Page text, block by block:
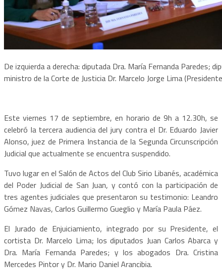
De izquierda a derecha: diputada Dra. María Fernanda Paredes;
ministro de la Corte de Justicia Dr. Marcelo Jorge Lima
Este viernes 17 de septiembre, en horario de 9h a 12.30h, se
celebró la tercera audiencia del jury contra el Dr. Eduardo Javier
Alonso, juez de Primera Instancia de la Segunda Circunscripción
Judicial que actualmente se encuentra suspendido.
Tuvo lugar en el Salón de Actos del Club Sirio Libanés, académica
del Poder Judicial de San Juan, y contó con la participación de
tres agentes judiciales que presentaron su testimonio: Leandro
Gómez Navas, Carlos Guillermo Gueglio y María Paula Páez.
El Jurado de Enjuiciamiento, integrado por su Presidente, el
cortista Dr. Marcelo Lima; los diputados Juan Carlos Abarca y
Dra. María Fernanda Paredes; y los abogados Dra. Cristina
Mercedes Pintor y Dr. Mario Daniel Arancibia.